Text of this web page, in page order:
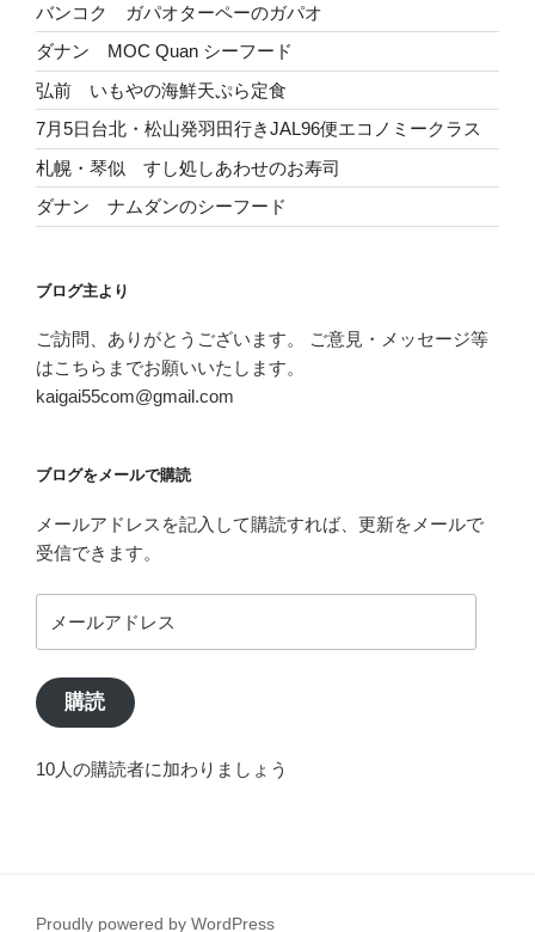
バンコク ガパオターペーのガパオ
ダナン MOC Quan シーフード
弘前 いもやの海鮮天ぷら定食
7月5日台北・松山発羽田行きJAL96便エコノミークラス
札幌・琴似 すし処しあわせのお寿司
ダナン ナムダンのシーフード
ブログ主より
ご訪問、ありがとうございます。 ご意見・メッセージ等
はこちらまでお願いいたします。
kaigai55com@gmail.com
ブログをメールで購読
メールアドレスを記入して購読すれば、更新をメールで
受信できます。
ー
ア
ド
ス
購読
10人の購読者に加わりましょう
Proudly powered by WordPress